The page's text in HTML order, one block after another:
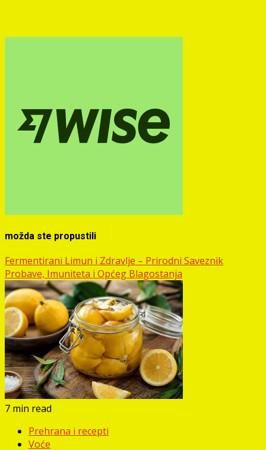
možda ste propustili
Fermentirani Limun i Zdravlje – Prirodni Saveznik
Probave, Imuniteta i Općeg Blagostanja
7 min read
Prehrana i recepti
Voće